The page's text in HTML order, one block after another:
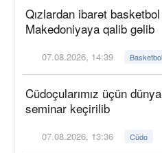
Qızlardan ibarət
Makedoniyaya qalib gəlib
07.08.2026, 14:39 Basketbol
Cüdoçularımız üçün
seminar keçirilib
07.08.2026, 13:36 Cüdo